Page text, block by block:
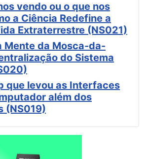
vendo ou o que nos
a Ciência Redefine a
Extraterrestre (NS021)
Mente da Mosca-da-
do Sistema
que levou as Interfaces
além dos
(NS019)